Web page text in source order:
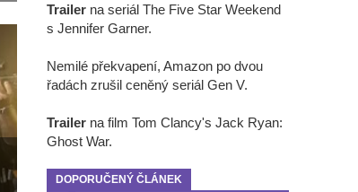
Trailer na seriál The Five Star Weekend
s Jennifer Garner.
Nemilé překvapení, Amazon po dvou
řadách zrušil ceněný seriál Gen V.
Trailer na film Tom Clancy's Jack Ryan:
Ghost War.
DOPORUČENÝ ČLÁNEK